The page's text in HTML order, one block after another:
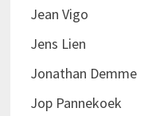
Jean Vigo
Jens Lien
Jonathan Demme
Jop Pannekoek